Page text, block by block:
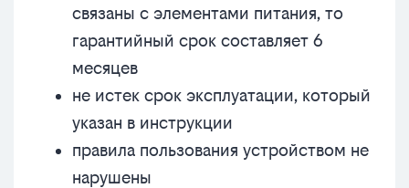
связаны с элементами питания, то
гарантийный срок составляет 6
месяцев
не истек срок эксплуатации, который
указан в инструкции
правила пользования устройством не
нарушены